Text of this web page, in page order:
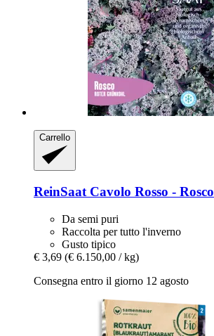
Carrello
ReinSaat Cavolo Rosso -​ Rosco
Da semi puri
Raccolta per tutto l'inverno
Gusto tipico
€ 3,69 (€ 6.150,00 / kg)
Consegna entro il giorno 12 agosto